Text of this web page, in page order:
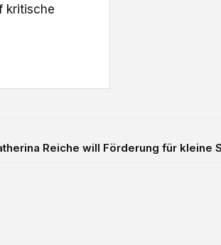
kritische
Reiche will Förderung für kleine